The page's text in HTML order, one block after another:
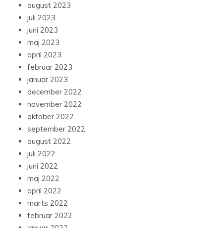
august 2023
juli 2023
juni 2023
maj 2023
april 2023
februar 2023
januar 2023
december 2022
november 2022
oktober 2022
september 2022
august 2022
juli 2022
juni 2022
maj 2022
april 2022
marts 2022
februar 2022